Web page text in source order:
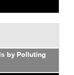
by Polluting